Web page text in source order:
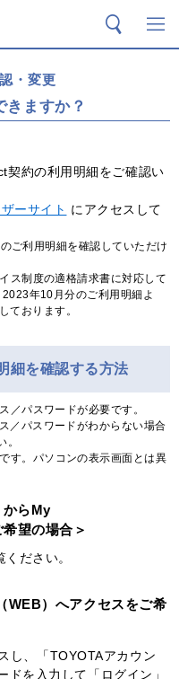
検索
・変更
ますか？
契約の利用明細をご確認い
ーサイト にアクセスして
ご利用明細を確認していただけ
ス制度の適格請求書に対応して
年10月分のご利用明細よ
ております。
細を確認する方法
／パスワードが必要です。
／パスワードがわからない場合
。
す。パソコンの表示画面とは異
からMy
望の場合＞
ください。
WEB）へアクセスをご希
し、「TOYOTAアカウン
ドを入力して「ログイン」